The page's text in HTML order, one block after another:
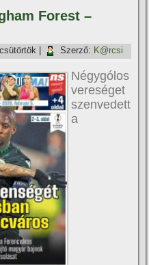
Forest –
Szerző: K@rcsi
Négygólos
vereséget
szenvedett
a